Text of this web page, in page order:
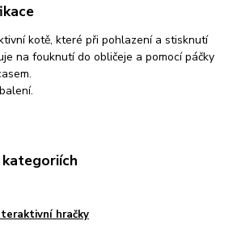
kotě, které při pohlazení a stisknutí
na fouknutí do obličeje a pomocí páčky
hračky